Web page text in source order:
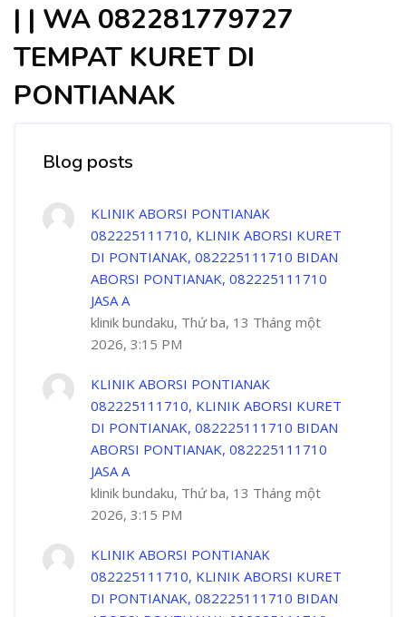
| | WA 082281779727
TEMPAT KURET DI
PONTIANAK
Blog posts
KLINIK ABORSI PONTIANAK
082225111710, KLINIK ABORSI KURET
DI PONTIANAK, 082225111710 BIDAN
ABORSI PONTIANAK, 082225111710
JASA A
klinik bundaku, Thứ ba, 13 Tháng một
2026, 3:15 PM
KLINIK ABORSI PONTIANAK
082225111710, KLINIK ABORSI KURET
DI PONTIANAK, 082225111710 BIDAN
ABORSI PONTIANAK, 082225111710
JASA A
klinik bundaku, Thứ ba, 13 Tháng một
2026, 3:15 PM
KLINIK ABORSI PONTIANAK
082225111710, KLINIK ABORSI KURET
DI PONTIANAK, 082225111710 BIDAN